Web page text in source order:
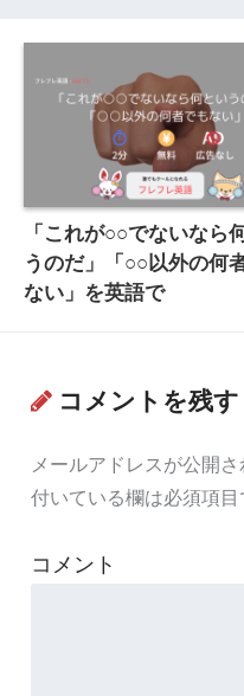
「これが○○でないなら
うのだ」「○○以外の何
ない」を英語で
コメントを残す
メールアドレスが公開
付いている欄は必須項目
コメント